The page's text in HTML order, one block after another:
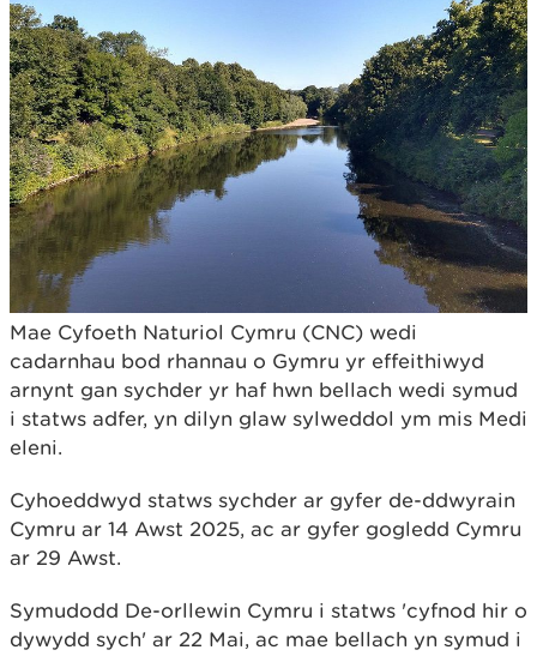
Mae Cyfoeth Naturiol Cymru (CNC) wedi
cadarnhau bod rhannau o Gymru yr effeithiwyd
arnynt gan sychder yr haf hwn bellach wedi symud
i statws adfer, yn dilyn glaw sylweddol ym mis Medi
eleni.
Cyhoeddwyd statws sychder ar gyfer de-ddwyrain
Cymru ar 14 Awst 2025, ac ar gyfer gogledd Cymru
ar 29 Awst.
Symudodd De-orllewin Cymru i statws 'cyfnod hir o
dywydd sych' ar 22 Mai, ac mae bellach yn symud i